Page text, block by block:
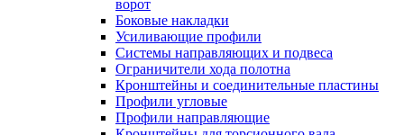
ворот
Боковые накладки
Усиливающие профили
Системы направляющих и подвеса
Ограничители хода полотна
Кронштейны и соединительные пластины
Профили угловые
Профили направляющие